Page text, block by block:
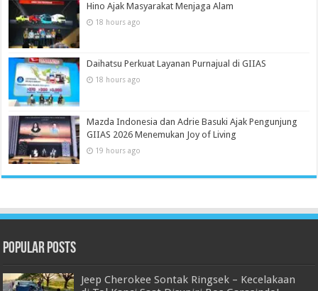
Hino Ajak Masyarakat Menjaga Alam
18 hours ago
Daihatsu Perkuat Layanan Purnajual di GIIAS
18 hours ago
Mazda Indonesia dan Adrie Basuki Ajak Pengunjung
GIIAS 2026 Menemukan Joy of Living
19 hours ago
Popular Posts
Jeep Cherokee Sontak Ringsek – Kecelakaan